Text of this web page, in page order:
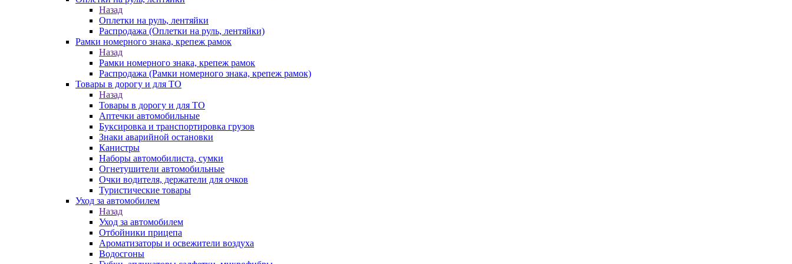
Назад
Оплетки на руль, лентяйки
Распродажа (Оплетки на руль, лентяйки)
Рамки номерного знака, крепеж рамок
Назад
Рамки номерного знака, крепеж рамок
Распродажа (Рамки номерного знака, крепеж рамок)
Товары в дорогу и для ТО
Назад
Товары в дорогу и для ТО
Аптечки автомобильные
Буксировка и транспортировка грузов
Знаки аварийной остановки
Канистры
Наборы автомобилиста, сумки
Огнетушители автомобильные
Очки водителя, держатели для очков
Туристические товары
Уход за автомобилем
Назад
Уход за автомобилем
Отбойники прицепа
Ароматизаторы и освежители воздуха
Водосгоны